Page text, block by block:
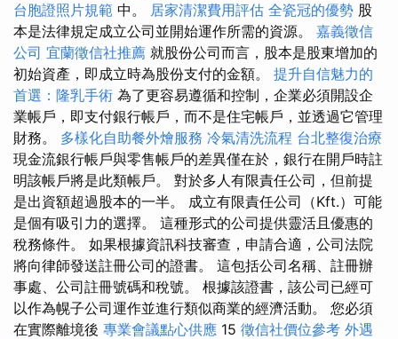
台胞證照片規範 中。 居家清潔費用評估 全瓷冠的優勢 股
本是法律規定成立公司並開始運作所需的資源。 嘉義徵信
公司 宜蘭徵信社推薦 就股份公司而言，股本是股東增加的
初始資產，即成立時為股份支付的金額。 提升自信魅力的
首選：隆乳手術 為了更容易遵循和控制，企業必須開設企
業帳戶，即支付銀行帳戶，而不是住宅帳戶，並透過它管理
財務。 多樣化自助餐外燴服務 冷氣清洗流程 台北整復治療
現金流銀行帳戶與零售帳戶的差異僅在於，銀行在開戶時註
明該帳戶將是此類帳戶。 對於多人有限責任公司，但前提
是出資額超過股本的一半。 成立有限責任公司（Kft.）可能
是個有吸引力的選擇。 這種形式的公司提供靈活且優惠的
稅務條件。 如果根據資訊科技審查，申請合適，公司法院
將向律師發送註冊公司的證書。 這包括公司名稱、註冊辦
事處、公司註冊號碼和稅號。 根據該證書，該公司已經可
以作為幌子公司運作並進行類似商業的經濟活動。 您必須
在實際離境後 專業會議點心供應 15 徵信社價位參考 外遇